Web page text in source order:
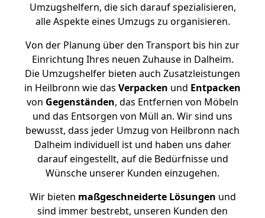
Umzugshelfern, die sich darauf spezialisieren,
alle Aspekte eines Umzugs zu organisieren.
Von der Planung über den Transport bis hin zur
Einrichtung Ihres neuen Zuhause in Dalheim.
Die Umzugshelfer bieten auch Zusatzleistungen
in Heilbronn wie das Verpacken und Entpacken
von Gegenständen, das Entfernen von Möbeln
und das Entsorgen von Müll an. Wir sind uns
bewusst, dass jeder Umzug von Heilbronn nach
Dalheim individuell ist und haben uns daher
darauf eingestellt, auf die Bedürfnisse und
Wünsche unserer Kunden einzugehen.
Wir bieten maßgeschneiderte Lösungen und
sind immer bestrebt, unseren Kunden den